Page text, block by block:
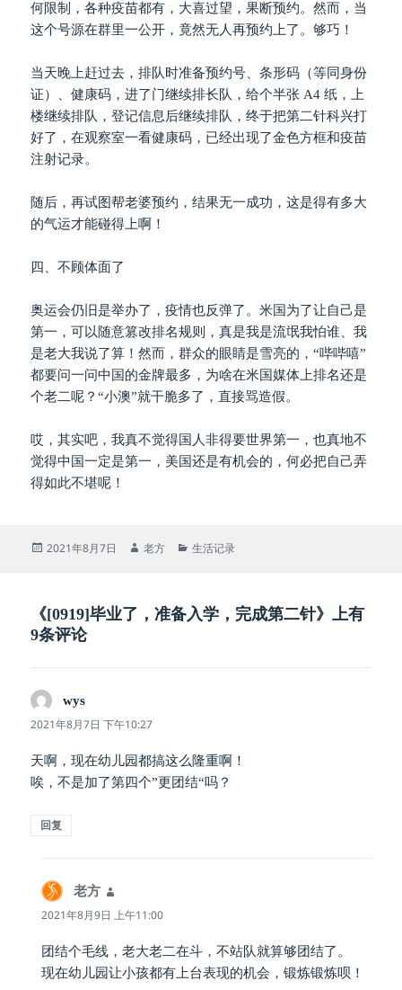
何限制，各种疫苗都有，大喜过望，果断预约。然而，当
这个号源在群里一公开，竟然无人再预约上了。够巧！
当天晚上赶过去，排队时准备预约号、条形码（等同身份
证）、健康码，进了门继续排长队，给个半张 A4 纸，上
楼继续排队，登记信息后继续排队，终于把第二针科兴打
好了，在观察室一看健康码，已经出现了金色方框和疫苗
注射记录。
随后，再试图帮老婆预约，结果无一成功，这是得有多大
的气运才能碰得上啊！
四、不顾体面了
奥运会仍旧是举办了，疫情也反弹了。米国为了让自己是
第一，可以随意篡改排名规则，真是我是流氓我怕谁、我
是老大我说了算！然而，群众的眼睛是雪亮的，“哔哔嘻”
都要问一问中国的金牌最多，为啥在米国媒体上排名还是
个老二呢？“小澳”就干脆多了，直接骂造假。
哎，其实吧，我真不觉得国人非得要世界第一，也真地不
觉得中国一定是第一，美国还是有机会的，何必把自己弄
得如此不堪呢！
发
2021年8月7日
作
老方
分
生活记录
《[0919]毕业了，准备入学，完成第二针》上有
9条评论
wys
道：
2021年8月7日 下午10:27
天啊，现在幼儿园都搞这么隆重啊！
唉，不是加了第四个”更团结“吗？
回复
老方
道：
2021年8月9日 上午11:00
团结个毛线，老大老二在斗，不站队就算够团结了。
现在幼儿园让小孩都有上台表现的机会，锻炼锻炼呗！